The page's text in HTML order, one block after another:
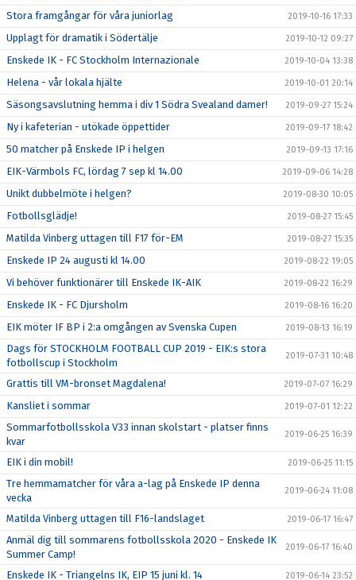
Stora framgångar för våra juniorlag 2019-10-16 17:33
Upplagt för dramatik i Södertälje 2019-10-12 09:27
Enskede IK - FC Stockholm Internazionale 2019-10-04 13:38
Helena - vår lokala hjälte 2019-10-01 20:14
Säsongsavslutning hemma i div 1 Södra Svealand damer! 2019-09-27 15:24
Ny i kafeterian - utökade öppettider 2019-09-17 18:42
50 matcher på Enskede IP i helgen 2019-09-13 17:16
EIK-Värmbols FC, lördag 7 sep kl 14.00 2019-09-06 14:28
Unikt dubbelmöte i helgen? 2019-08-30 10:05
Fotbollsglädje! 2019-08-27 15:45
Matilda Vinberg uttagen till F17 för-EM 2019-08-27 15:35
Enskede IP 24 augusti kl 14.00 2019-08-22 19:05
Vi behöver funktionärer till Enskede IK-AIK 2019-08-22 16:29
Enskede IK - FC Djursholm 2019-08-16 16:20
EIK möter IF BP i 2:a omgången av Svenska Cupen 2019-08-13 16:19
Dags för STOCKHOLM FOOTBALL CUP 2019 - EIK:s stora
fotbollscup i Stockholm
2019-07-31 10:48
Grattis till VM-bronset Magdalena! 2019-07-07 16:29
Kansliet i sommar 2019-07-01 12:22
Sommarfotbollsskola V33 innan skolstart - platser finns
kvar
2019-06-25 16:39
EIK i din mobil! 2019-06-25 11:15
Tre hemmamatcher för våra a-lag på Enskede IP denna
vecka
2019-06-24 11:08
Matilda Vinberg uttagen till F16-landslaget 2019-06-17 16:47
Anmäl dig till sommarens fotbollsskola 2020 - Enskede IK
Summer Camp!
2019-06-17 16:40
Enskede IK - Triangelns IK, EIP 15 juni kl. 14 2019-06-14 23:52